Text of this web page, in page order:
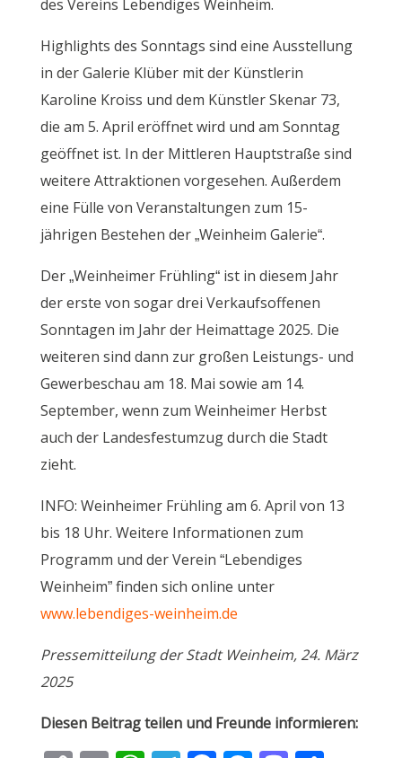
des Vereins Lebendiges Weinheim.
Highlights des Sonntags sind eine Ausstellung
in der Galerie Klüber mit der Künstlerin
Karoline Kroiss und dem Künstler Skenar 73,
die am 5. April eröffnet wird und am Sonntag
geöffnet ist. In der Mittleren Hauptstraße sind
weitere Attraktionen vorgesehen. Außerdem
eine Fülle von Veranstaltungen zum 15-
jährigen Bestehen der „Weinheim Galerie“.
Der „Weinheimer Frühling“ ist in diesem Jahr
der erste von sogar drei Verkaufsoffenen
Sonntagen im Jahr der Heimattage 2025. Die
weiteren sind dann zur großen Leistungs- und
Gewerbeschau am 18. Mai sowie am 14.
September, wenn zum Weinheimer Herbst
auch der Landesfestumzug durch die Stadt
zieht.
INFO: Weinheimer Frühling am 6. April von 13
bis 18 Uhr. Weitere Informationen zum
Programm und der Verein “Lebendiges
Weinheim” finden sich online unter
www.lebendiges-weinheim.de
Pressemitteilung der Stadt Weinheim, 24. März
2025
Diesen Beitrag teilen und Freunde informieren: